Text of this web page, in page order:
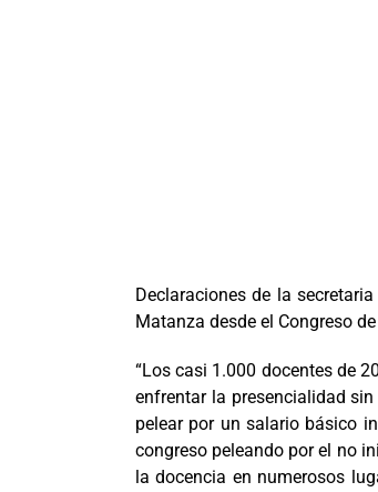
Declaraciones de la
Matanza desde el Congreso
“Los casi 1.000 docentes de
enfrentar la presencialidad
pelear por un salario básico
congreso peleando por el no
la docencia en numerosos